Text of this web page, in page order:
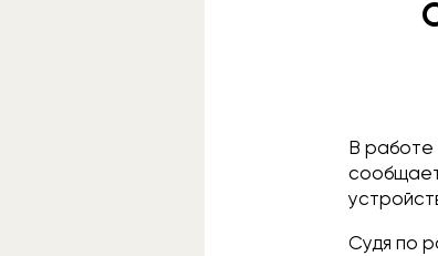
В работе
Судя по